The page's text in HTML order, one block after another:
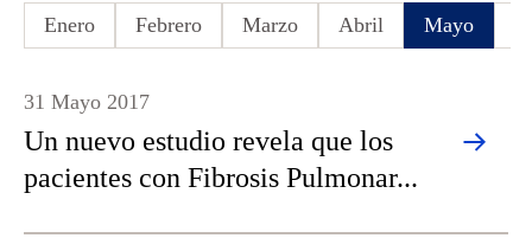
Enero Febrero Marzo Abril Mayo
Un nuevo estudio revela que los
pacientes con Fibrosis Pulmonar...
31 Mayo 2017